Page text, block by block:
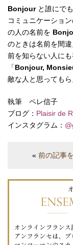
Bonjour と誰にで
コミュニケーショ
の人の名前を
のときは名前を間
前を知らない人に
「Bonjour,
敵な人と思ってもら
執筆 ペレ信子
ブログ： Plaisir de
インスタグラム：
«前の記事